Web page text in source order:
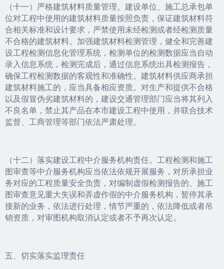
（十一）严格建筑材料质量管理。建设单位、施工总承包单
位对工程中使用的建筑材料质量按照负责，保证建筑材料符
合相关标准和设计要求，严禁使用未经检测或者经检测质量
不合格的建筑材料。加强建筑材料检测管理，健全和完善建
设工程检测信息化管理系统，检测单位的检测数据应当自动
录入信息系统，检测完成后，通过信息系统出具检测报告，
确保工程检测数据的客观性和准确性。建筑材料供应商承担
建筑材料施工的，应当具备相应资质。对生产和提供不合格
以及假冒伪劣建筑材料的，建设交通管理部门应当将其列入
不良名单，禁止其产品在本市建设工程中使用，并联合技术
监督、工商管理等部门依法严肃处理。
（十二）落实建设工程中介服务机构责任。工程检测和施工
图审查等中介服务机构应当依法依规开展服务，对所承担业
务对应的工程质量安全负责，对编制虚假检测报告的、施工
图审查意见重大失误和弄虚作假的中介服务机构，暂停其承
接新的业务，依法进行处理，情节严重的，依法降低或者吊
销资质，对审图机构取消认定或者不予再次认定。
五、切实落实监理责任